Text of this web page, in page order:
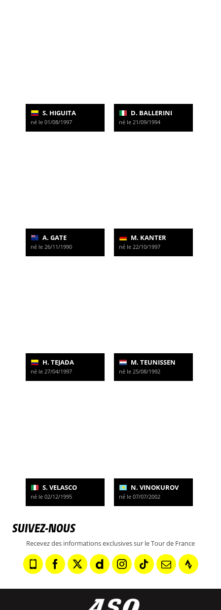
S. HIGUITA
né le 01/08/1997
D. BALLERINI
né le 21/09/1994
A. GATE
né le 26/11/1990
M. KANTER
né le 22/10/1997
H. TEJADA
né le 27/04/1997
M. TEUNISSEN
né le 25/08/1992
S. VELASCO
né le 02/12/1995
N. VINOKUROV
né le 07/07/2002
SUIVEZ-NOUS
Recevez des informations exclusives sur le Tour de France